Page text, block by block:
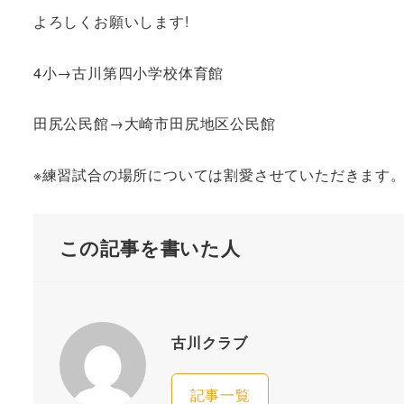
よろしくお願いします!
4小→古川第四小学校体育館
田尻公民館→大崎市田尻地区公民館
※練習試合の場所については割愛させていただきます
この記事を書いた人
古川クラブ
記事一覧